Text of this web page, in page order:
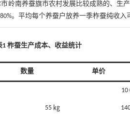
岭南养蚕旗市农村发展比较成熟的、生
。平均每个养蚕户放养一季柞蚕纯收入
1 柞蚕生产成本、收益统计
数量 单价
10
55 ㎏